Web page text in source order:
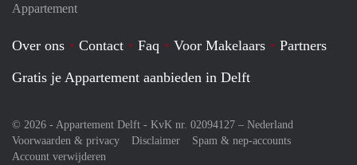
Appartement
Over ons Contact Faq Voor Makelaars
Partners
Gratis je Appartement aanbieden in Delft
© 2026 - Appartement Delft - KvK nr. 02094127 – Nederland
Voorwaarden & privacy
Disclaimer
Spam & nep-accounts
Account verwijderen